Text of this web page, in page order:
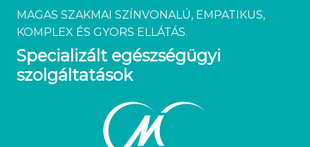
MAGAS SZAKMAI SZÍNVONALÚ, EMPATIKUS,
KOMPLEX ÉS GYORS ELLÁTÁS.
Specializált egészségügyi
szolgáltatások